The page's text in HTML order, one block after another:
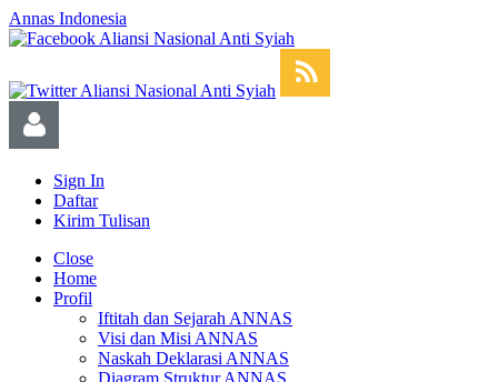
Annas Indonesia
Sign In
Daftar
Kirim Tulisan
Close
Home
Profil
Iftitah dan Sejarah ANNAS
Visi dan Misi ANNAS
Naskah Deklarasi ANNAS
Diagram Struktur ANNAS